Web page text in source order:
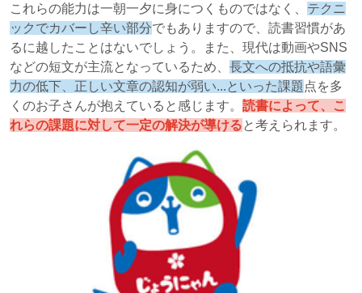
これらの能力は一朝一夕に身につくものではなく、 テクニ
ックでカバーし辛い部分でもありますので、読書習慣があ
るに越したことはないでしょう。また、現代は動画やSNS
などの短文が主流となっているため、 長文への抵抗や語彙
力の低下、正しい文章の認知が弱い...といった課題 点を多
くのお子さんが抱えていると感じます。 読書によって、こ
れらの課題に対して一定の解決が導けると考えられます。